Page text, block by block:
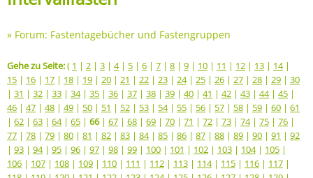
» Forum: Fastentagebücher und Fastengruppen
Gehe zu Seite:( 1 | 2 | 3 | 4| 5 | 6 | 7 | 8 | 9 | 10 | 11 | 12 | 13 | 14|
15 | 16 | 17 | 18 | 19 | 20 | 21 | 22 | 23 | 24| 25 | 26 | 27 | 28 | 29 | 30
| 31 | 32 | 33 | 34| 35 | 36 | 37 | 38 | 39 | 40 | 41 | 42 | 43 | 44| 45 |
46 | 47 | 48 | 49 | 50 | 51 | 52 | 53 | 54| 55 | 56 | 57 | 58 | 59 | 60 | 61
| 62 | 63 | 64| 65 | 66| 67 | 68 | 69 | 70 | 71 | 72 | 73 | 74| 75 | 76 |
77 | 78 | 79 | 80 | 81 | 82 | 83 | 84| 85 | 86 | 87 | 88 | 89 | 90 | 91 | 92
| 93 | 94| 95 | 96 | 97 | 98 | 99 | 100 | 101 | 102 | 103 | 104| 105 |
106 | 107 | 108 | 109 | 110 | 111 | 112 | 113 | 114| 115 | 116 | 117 |